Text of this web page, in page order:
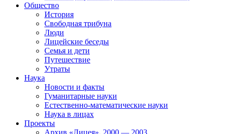
Общество
История
Свободная трибуна
Люди
Лицейские беседы
Семья и дети
Путешествие
Утраты
Наука
Новости и факты
Гуманитарные науки
Естественно-математические науки
Наука в лицах
Проекты